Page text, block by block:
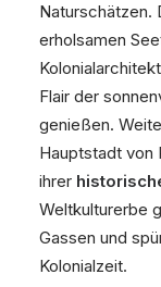
Naturschätzen.
erholsamen
Flair der
genießen.
Hauptstadt von
ihrer
Weltkulturerbe
Gassen und
Kolonialzeit.